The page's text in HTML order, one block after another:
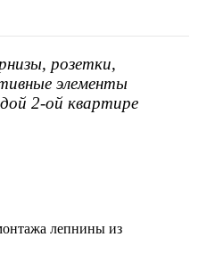
розетки,
элементы
2-ой квартире
лепнины из